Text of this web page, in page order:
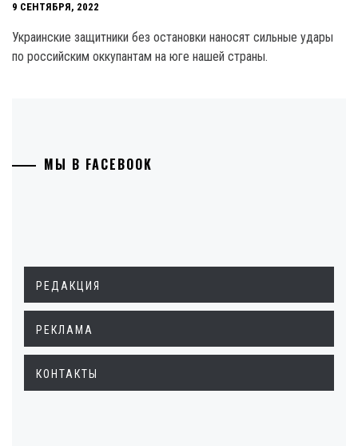
9 СЕНТЯБРЯ, 2022
Украинские защитники без остановки наносят сильные удары
по российским оккупантам на юге нашей страны.
МЫ В FACEBOOK
РЕДАКЦИЯ
РЕКЛАМА
КОНТАКТЫ